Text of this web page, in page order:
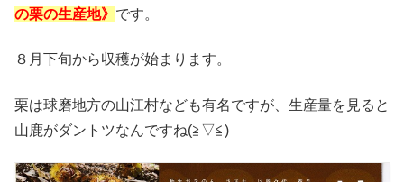
の栗の生産地》 です。
８月下旬から収穫が始まります。
栗は球磨地方の山江村なども有名ですが、生産量を見ると
山鹿がダントツなんですね(≧▽≦)